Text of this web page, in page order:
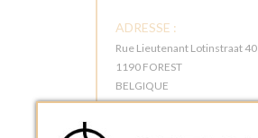
ADRESSE :
Rue Lieutenant Lotinstraat 40
1190 FOREST
BELGIQUE